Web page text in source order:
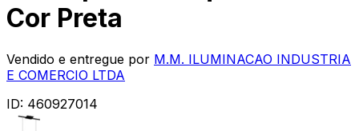
Cor Preta
Vendido e entregue por M.M. ILUMINACAO INDUSTRIA
E COMERCIO LTDA
ID: 460927014